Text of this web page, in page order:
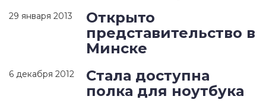
29 января 2013
Открыто
представительство в
Минске
6 декабря 2012
Стала доступна
полка для ноутбука